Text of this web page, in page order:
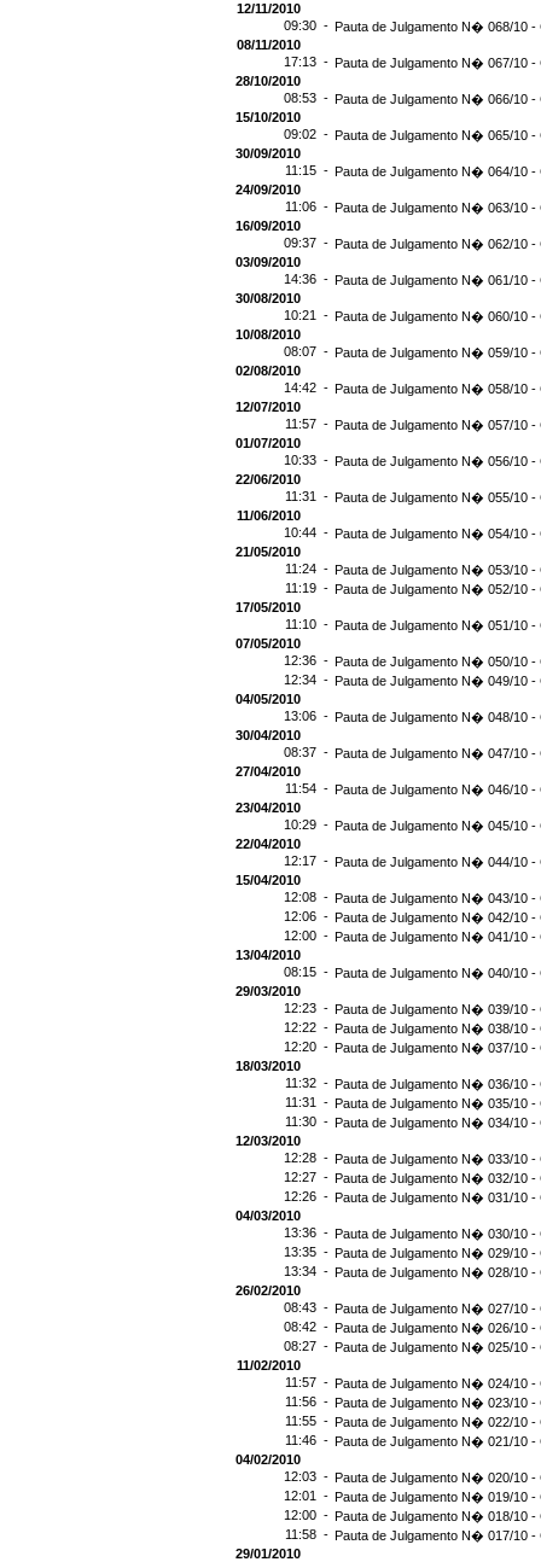
12/11/2010
09:30 - Pauta de Julgamento N� 068/10 -
08/11/2010
17:13 - Pauta de Julgamento N� 067/10 -
28/10/2010
08:53 - Pauta de Julgamento N� 066/10 -
15/10/2010
09:02 - Pauta de Julgamento N� 065/10 -
30/09/2010
11:15 - Pauta de Julgamento N� 064/10 -
24/09/2010
11:06 - Pauta de Julgamento N� 063/10 -
16/09/2010
09:37 - Pauta de Julgamento N� 062/10 -
03/09/2010
14:36 - Pauta de Julgamento N� 061/10 -
30/08/2010
10:21 - Pauta de Julgamento N� 060/10 -
10/08/2010
08:07 - Pauta de Julgamento N� 059/10 -
02/08/2010
14:42 - Pauta de Julgamento N� 058/10 -
12/07/2010
11:57 - Pauta de Julgamento N� 057/10 -
01/07/2010
10:33 - Pauta de Julgamento N� 056/10 -
22/06/2010
11:31 - Pauta de Julgamento N� 055/10 -
11/06/2010
10:44 - Pauta de Julgamento N� 054/10 -
21/05/2010
11:24 - Pauta de Julgamento N� 053/10 -
11:19 - Pauta de Julgamento N� 052/10 -
17/05/2010
11:10 - Pauta de Julgamento N� 051/10 -
07/05/2010
12:36 - Pauta de Julgamento N� 050/10 -
12:34 - Pauta de Julgamento N� 049/10 -
04/05/2010
13:06 - Pauta de Julgamento N� 048/10 -
30/04/2010
08:37 - Pauta de Julgamento N� 047/10 -
27/04/2010
11:54 - Pauta de Julgamento N� 046/10 -
23/04/2010
10:29 - Pauta de Julgamento N� 045/10 -
22/04/2010
12:17 - Pauta de Julgamento N� 044/10 -
15/04/2010
12:08 - Pauta de Julgamento N� 043/10 -
12:06 - Pauta de Julgamento N� 042/10 -
12:00 - Pauta de Julgamento N� 041/10 -
13/04/2010
08:15 - Pauta de Julgamento N� 040/10 -
29/03/2010
12:23 - Pauta de Julgamento N� 039/10 -
12:22 - Pauta de Julgamento N� 038/10 -
12:20 - Pauta de Julgamento N� 037/10 -
18/03/2010
11:32 - Pauta de Julgamento N� 036/10 -
11:31 - Pauta de Julgamento N� 035/10 -
11:30 - Pauta de Julgamento N� 034/10 -
12/03/2010
12:28 - Pauta de Julgamento N� 033/10 -
12:27 - Pauta de Julgamento N� 032/10 -
12:26 - Pauta de Julgamento N� 031/10 -
04/03/2010
13:36 - Pauta de Julgamento N� 030/10 -
13:35 - Pauta de Julgamento N� 029/10 -
13:34 - Pauta de Julgamento N� 028/10 -
26/02/2010
08:43 - Pauta de Julgamento N� 027/10 -
08:42 - Pauta de Julgamento N� 026/10 -
08:27 - Pauta de Julgamento N� 025/10 -
11/02/2010
11:57 - Pauta de Julgamento N� 024/10 -
11:56 - Pauta de Julgamento N� 023/10 -
11:55 - Pauta de Julgamento N� 022/10 -
11:46 - Pauta de Julgamento N� 021/10 -
04/02/2010
12:03 - Pauta de Julgamento N� 020/10 -
12:01 - Pauta de Julgamento N� 019/10 -
12:00 - Pauta de Julgamento N� 018/10 -
11:58 - Pauta de Julgamento N� 017/10 -
29/01/2010